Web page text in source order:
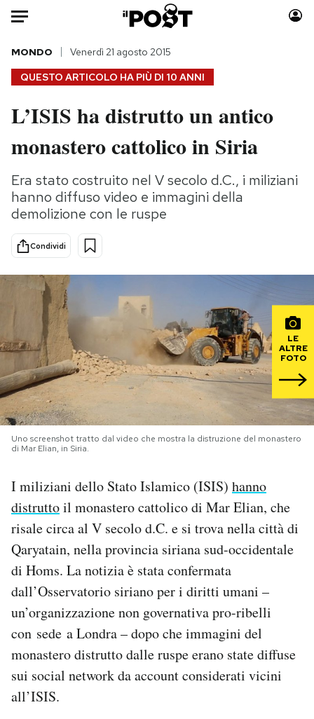
Auto
HOME
Italia
Politica
Tecnologia
Internet
Scienza
Cultura
Economia
Sport
Moda
Consumismi
Storie/Idee
Ok Boomer!
PODCAST
NEWSLETTER
I MIEI PREFERITI
SHOP
CALENDARIO
AREA PERSONALE
Newsletter
Notifiche mobile
Regala il Post
Hai bisogno di aiuto?
Esci
QUESTO ARTICOLO HA PIÙ DI 10 ANNI
MONDO Venerdì 21 agosto 2015
L’ISIS ha distrutto un antico
monastero cattolico in Siria
Era stato costruito nel V secolo d.C., i miliziani
hanno diffuso video e immagini della
demolizione con le ruspe
Condividi
LE
ALTRE
FOTO
Uno screenshot tratto dal video che mostra la distruzione del monastero
di Mar Elian, in Siria.
I miliziani dello Stato Islamico (ISIS) hanno
distruttoil monastero cattolico di Mar Elian, che
risale circa al V secolo d.C. e si trova nella città di
Qaryatain, nella provincia siriana sud-occidentale
di Homs. La notizia è stata confermata
dall’Osservatorio siriano per i diritti umani –
un’organizzazione non governativa pro-ribelli
con sede a Londra – dopo che immagini del
monastero distrutto dalle ruspe erano state diffuse
sui social network da account considerati vicini
all’ISIS.